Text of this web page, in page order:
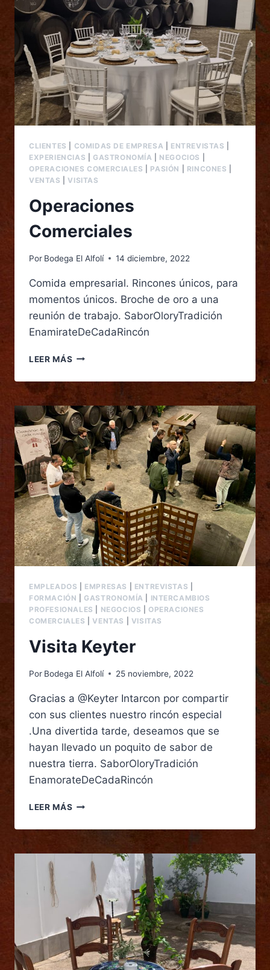
CLIENTES COMIDAS DE EMPRESA ENTREVISTAS
EXPERIENCIAS
GASTRONOMÍA NEGOCIOS
OPERACIONES COMERCIALES
PASIÓN RINCONES
VENTAS
|VISITAS
Operaciones
Comerciales
Por Bodega El Alfolí 14 diciembre, 2022
Comida empresarial. Rincones únicos, para
momentos únicos. Broche de oro a una
reunión de trabajo. SaborOloryTradición
EnamirateDeCadaRincón
LEER MÁS
EMPLEADOS EMPRESAS ENTREVISTAS
FORMACIÓN
GASTRONOMÍA
INTERCAMBIOS
PROFESIONALES
NEGOCIOS
OPERACIONES
COMERCIALES
|VENTAS VISITAS
Visita Keyter
Por Bodega El Alfolí 25 noviembre, 2022
Gracias a @Keyter Intarcon por compartir
con sus clientes nuestro rincón especial
.Una divertida tarde, deseamos que se
hayan llevado un poquito de sabor de
nuestra tierra. SaborOloryTradición
EnamorateDeCadaRincón
LEER MÁS